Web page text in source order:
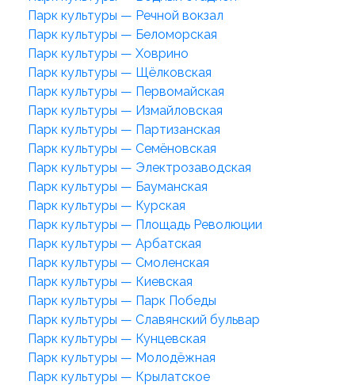
Парк культуры — Речной вокзал
Парк культуры — Беломорская
Парк культуры — Ховрино
Парк культуры — Щёлковская
Парк культуры — Первомайская
Парк культуры — Измайловская
Парк культуры — Партизанская
Парк культуры — Семёновская
Парк культуры — Электрозаводская
Парк культуры — Бауманская
Парк культуры — Курская
Парк культуры — Площадь Революции
Парк культуры — Арбатская
Парк культуры — Смоленская
Парк культуры — Киевская
Парк культуры — Парк Победы
Парк культуры — Славянский бульвар
Парк культуры — Кунцевская
Парк культуры — Молодёжная
Парк культуры — Крылатское